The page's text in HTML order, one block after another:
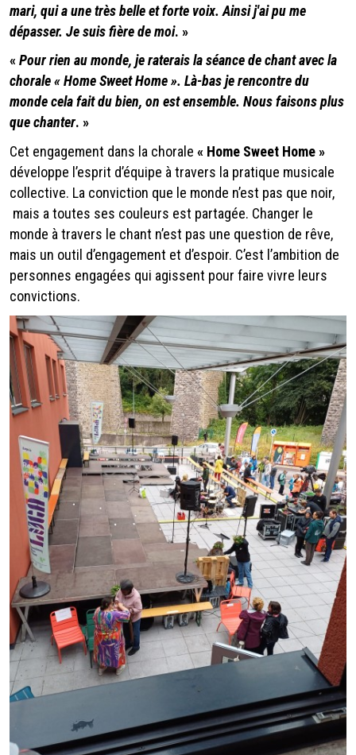
mari, qui a une très belle et forte voix. Ainsi j'ai pu me
dépasser. Je suis fière de moi. »
« Pour rien au monde, je raterais la séance de chant avec la
chorale « Home Sweet Home ». Là-bas je rencontre du
monde cela fait du bien, on est ensemble. Nous faisons plus
que chanter. »
Cet engagement dans la chorale « Home Sweet Home »
développe l’esprit d’équipe à travers la pratique musicale
collective. La conviction que le monde n’est pas que noir,
mais a toutes ses couleurs est partagée. Changer le
monde à travers le chant n’est pas une question de rêve,
mais un outil d’engagement et d’espoir. C’est l’ambition de
personnes engagées qui agissent pour faire vivre leurs
convictions.